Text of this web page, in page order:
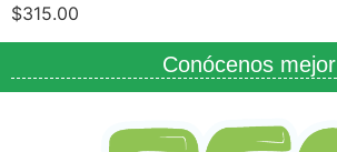
$315.00
Conócenos mejor